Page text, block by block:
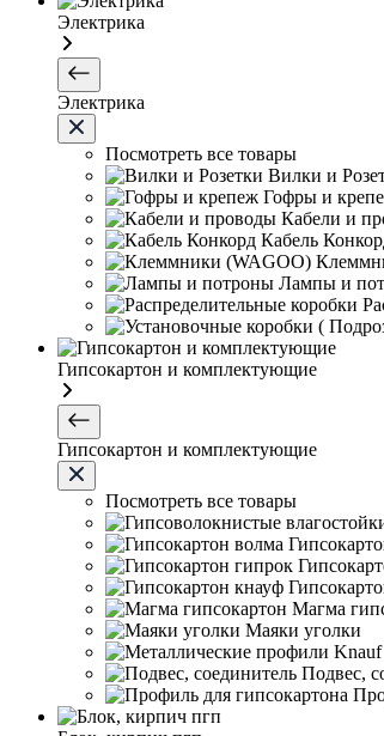
Электрика
Электрика
Посмотреть все товары
Вилки и
Гофры и
Кабели и
Кабель
Лампы и
Гипсокартон и комплектующие
Гипсокартон и комплектующие
Посмотреть все товары
Магма
Маяки уголки
Подвес,